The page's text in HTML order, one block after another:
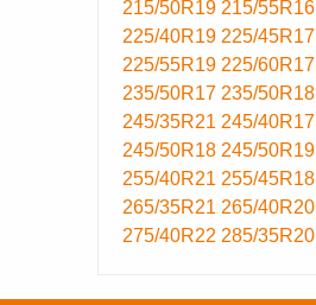
215/50R19 215/55R16
225/40R19 225/45R17
225/55R19 225/60R17
235/50R17 235/50R18
245/35R21 245/40R17
245/50R18 245/50R19
255/40R21 255/45R18
265/35R21 265/40R20
275/40R22 285/35R20